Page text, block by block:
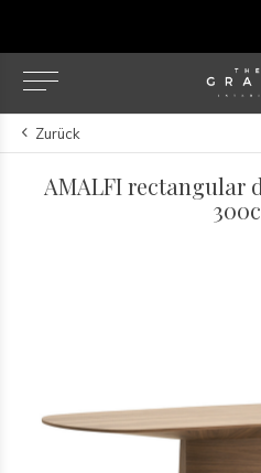
Zurück
AMALFI rectangular